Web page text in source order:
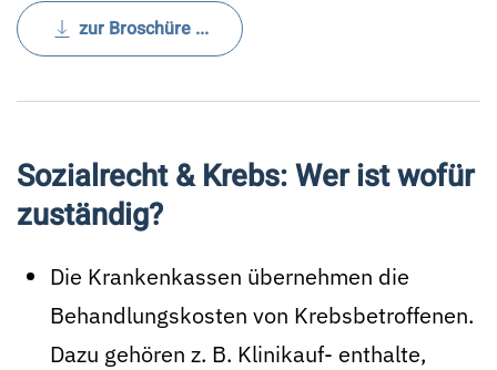
zur Broschüre ...
Sozialrecht & Krebs: Wer ist wofür
zuständig?
Die Krankenkassen übernehmen die
Behandlungskosten von Krebsbetroffenen.
Dazu gehören z. B. Klinikauf- enthalte,